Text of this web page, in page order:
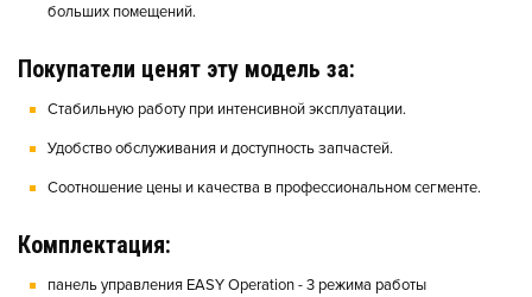
больших помещений.
Покупатели ценят эту модель за:
Стабильную работу при интенсивной эксплуатации.
Удобство обслуживания и доступность запчастей.
Соотношение цены и качества в профессиональном сегменте.
Комплектация:
панель управления EASY Operation - 3 режима работы